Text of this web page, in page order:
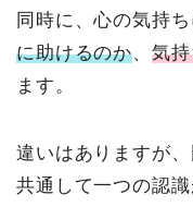
同時に、心の気持
に助けるのか、 気
ます。
違いはありますが
共通して一つの認識